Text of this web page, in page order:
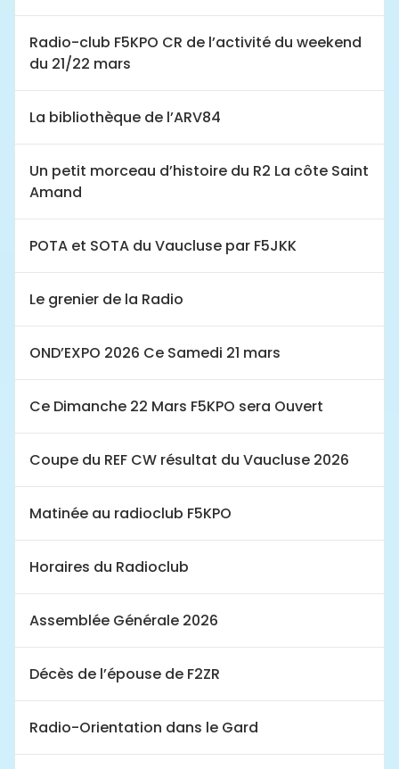
Radio-club F5KPO CR de l’activité du weekend
du 21/22 mars
La bibliothèque de l’ARV84
Un petit morceau d’histoire du R2 La côte Saint
Amand
POTA et SOTA du Vaucluse par F5JKK
Le grenier de la Radio
OND’EXPO 2026 Ce Samedi 21 mars
Ce Dimanche 22 Mars F5KPO sera Ouvert
Coupe du REF CW résultat du Vaucluse 2026
Matinée au radioclub F5KPO
Horaires du Radioclub
Assemblée Générale 2026
Décès de l’épouse de F2ZR
Radio-Orientation dans le Gard